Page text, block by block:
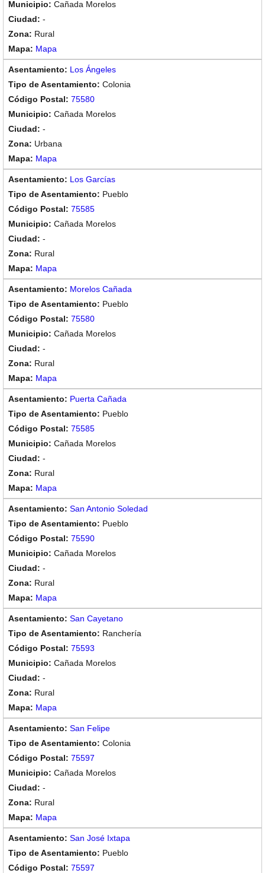
Cañada Morelos
-
Rural
Mapa
Los Ángeles
Colonia
75580
Cañada Morelos
-
Urbana
Mapa
Los Garcías
Pueblo
75585
Cañada Morelos
-
Rural
Mapa
Morelos Cañada
Pueblo
75580
Cañada Morelos
-
Rural
Mapa
Puerta Cañada
Pueblo
75585
Cañada Morelos
-
Rural
Mapa
San Antonio Soledad
Pueblo
75590
Cañada Morelos
-
Rural
Mapa
San Cayetano
Ranchería
75593
Cañada Morelos
-
Rural
Mapa
San Felipe
Colonia
75597
Cañada Morelos
-
Rural
Mapa
San José Ixtapa
Pueblo
75597